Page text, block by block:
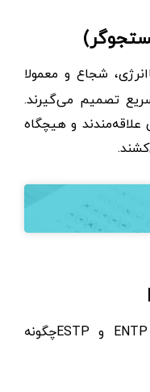
شجاع و معمولا
تصمیم می‌گیرند.
و هیچگاه
رابطه میان تیپ‌های شخصیتی ENTP و ESTPچگونه